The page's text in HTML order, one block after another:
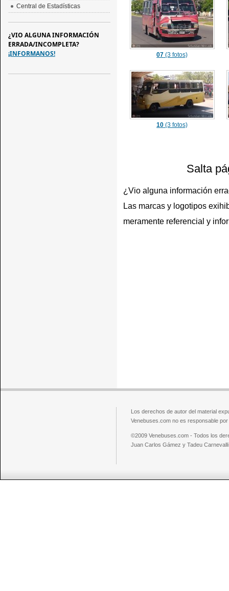
07 (3 fotos)
10 (3 fotos)
Salta
¿Vio alguna información
Las marcas y logotipos
meramente referencial y
Central de Estadísticas
¿VIO ALGUNA INFORMACIÓN
ERRADA/INCOMPLETA?
¡INFORMANOS!
Los derechos de autor del material
Venebuses.com no es responsable
©2009 Venebuses.com - Todos los
Juan Carlos Gámez y Tadeu Carnevalli